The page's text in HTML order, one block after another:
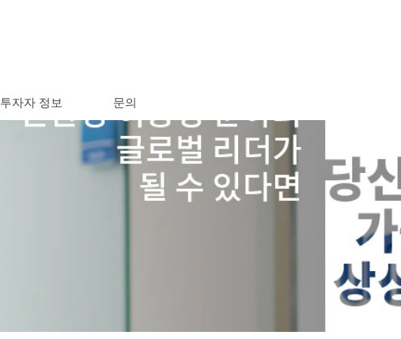
투자자 정보 문의